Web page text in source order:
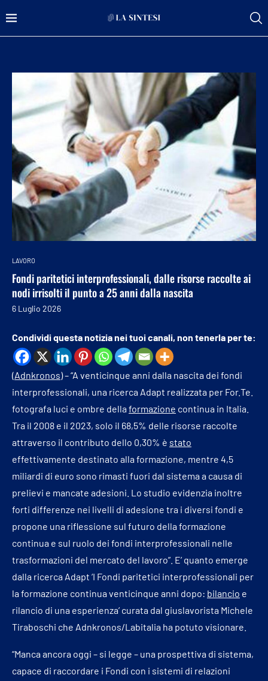
LAVORO
Fondi paritetici interprofessionali, dalle risorse raccolte ai
nodi irrisolti il punto a 25 anni dalla nascita
6 Luglio 2026
Condividi questa notizia nei tuoi canali, non tenerla per te:
(Adnkronos) – “A venticinque anni dalla nascita dei fondi
interprofessionali, una ricerca Adapt realizzata per For.Te.
fotografa luci e ombre dellaformazione continua in Italia.
Tra il 2008 e il 2023, solo il 68,5% delle risorse raccolte
attraverso il contributo dello 0,30% è stato
effettivamente destinato alla formazione, mentre 4,5
miliardi di euro sono rimasti fuori dal sistema a causa di
prelievi e mancate adesioni. Lo studio evidenzia inoltre
forti differenze nei livelli di adesione tra i diversi fondi e
propone una riflessione sul futuro della formazione
continua e sul ruolo dei fondi interprofessionali nelle
trasformazioni del mercato del lavoro”. E’ quanto emerge
dalla ricerca Adapt ‘I Fondi paritetici interprofessionali per
la formazione continua venticinque anni dopo: bilancio e
rilancio di una esperienza’ curata dal giuslavorista Michele
Tiraboschi che Adnkronos/Labitalia ha potuto visionare.
“Manca ancora oggi – si legge – una prospettiva di sistema,
capace di raccordare i Fondi con i sistemi di relazioni